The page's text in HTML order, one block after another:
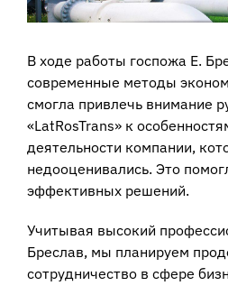
В ходе работы госпожа Е.
современные методы
смогла привлечь внимание
«LatRosTrans» к
деятельности компании,
недооценивались. Это
эффективных решений.
Учитывая высокий
Бреслав, мы планируем
сотрудничество в сфере